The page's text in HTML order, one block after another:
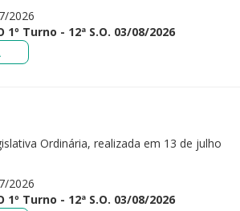
2026
1º Turno - 12ª S.O. 03/08/2026
Ordinária, realizada em 13 de julho
2026
1º Turno - 12ª S.O. 03/08/2026